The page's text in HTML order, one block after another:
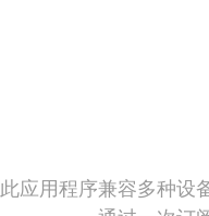
此应用程序兼容多种设